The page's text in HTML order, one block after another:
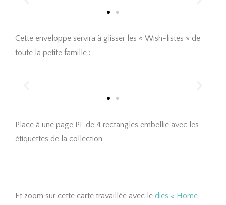
Cette enveloppe servira à glisser les « Wish-listes » de
toute la petite famille :
Place à une page PL de 4 rectangles embellie avec les
étiquettes de la collection
Et zoom sur cette carte travaillée avec le dies « Home